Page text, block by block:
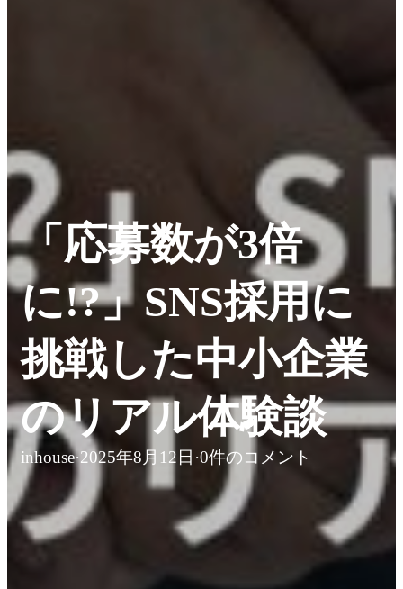
「応募数が3倍
に!?」SNS採用に
挑戦した中小企業
のリアル体験談
inhouse·2025年8月12日 ·0件のコメント